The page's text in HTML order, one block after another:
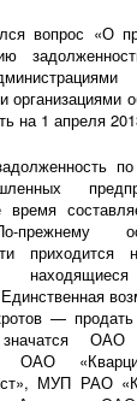
вопрос «О
на 1 апреля
по
время
прежнему
—
значатся
ОАО
МУП РАО